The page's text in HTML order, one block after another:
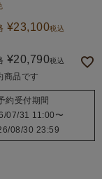
¥23,100税込
¥20,790税込
商品です
約受付期間
07/31 11:00 〜
08/30 23:59